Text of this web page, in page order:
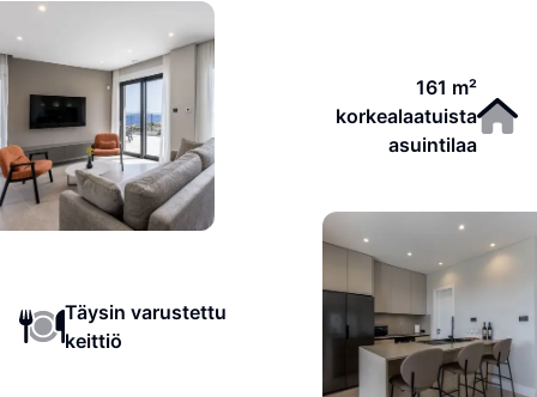
161 m²
korkealaatuista
asuintilaa
Täysin varustettu
keittiö